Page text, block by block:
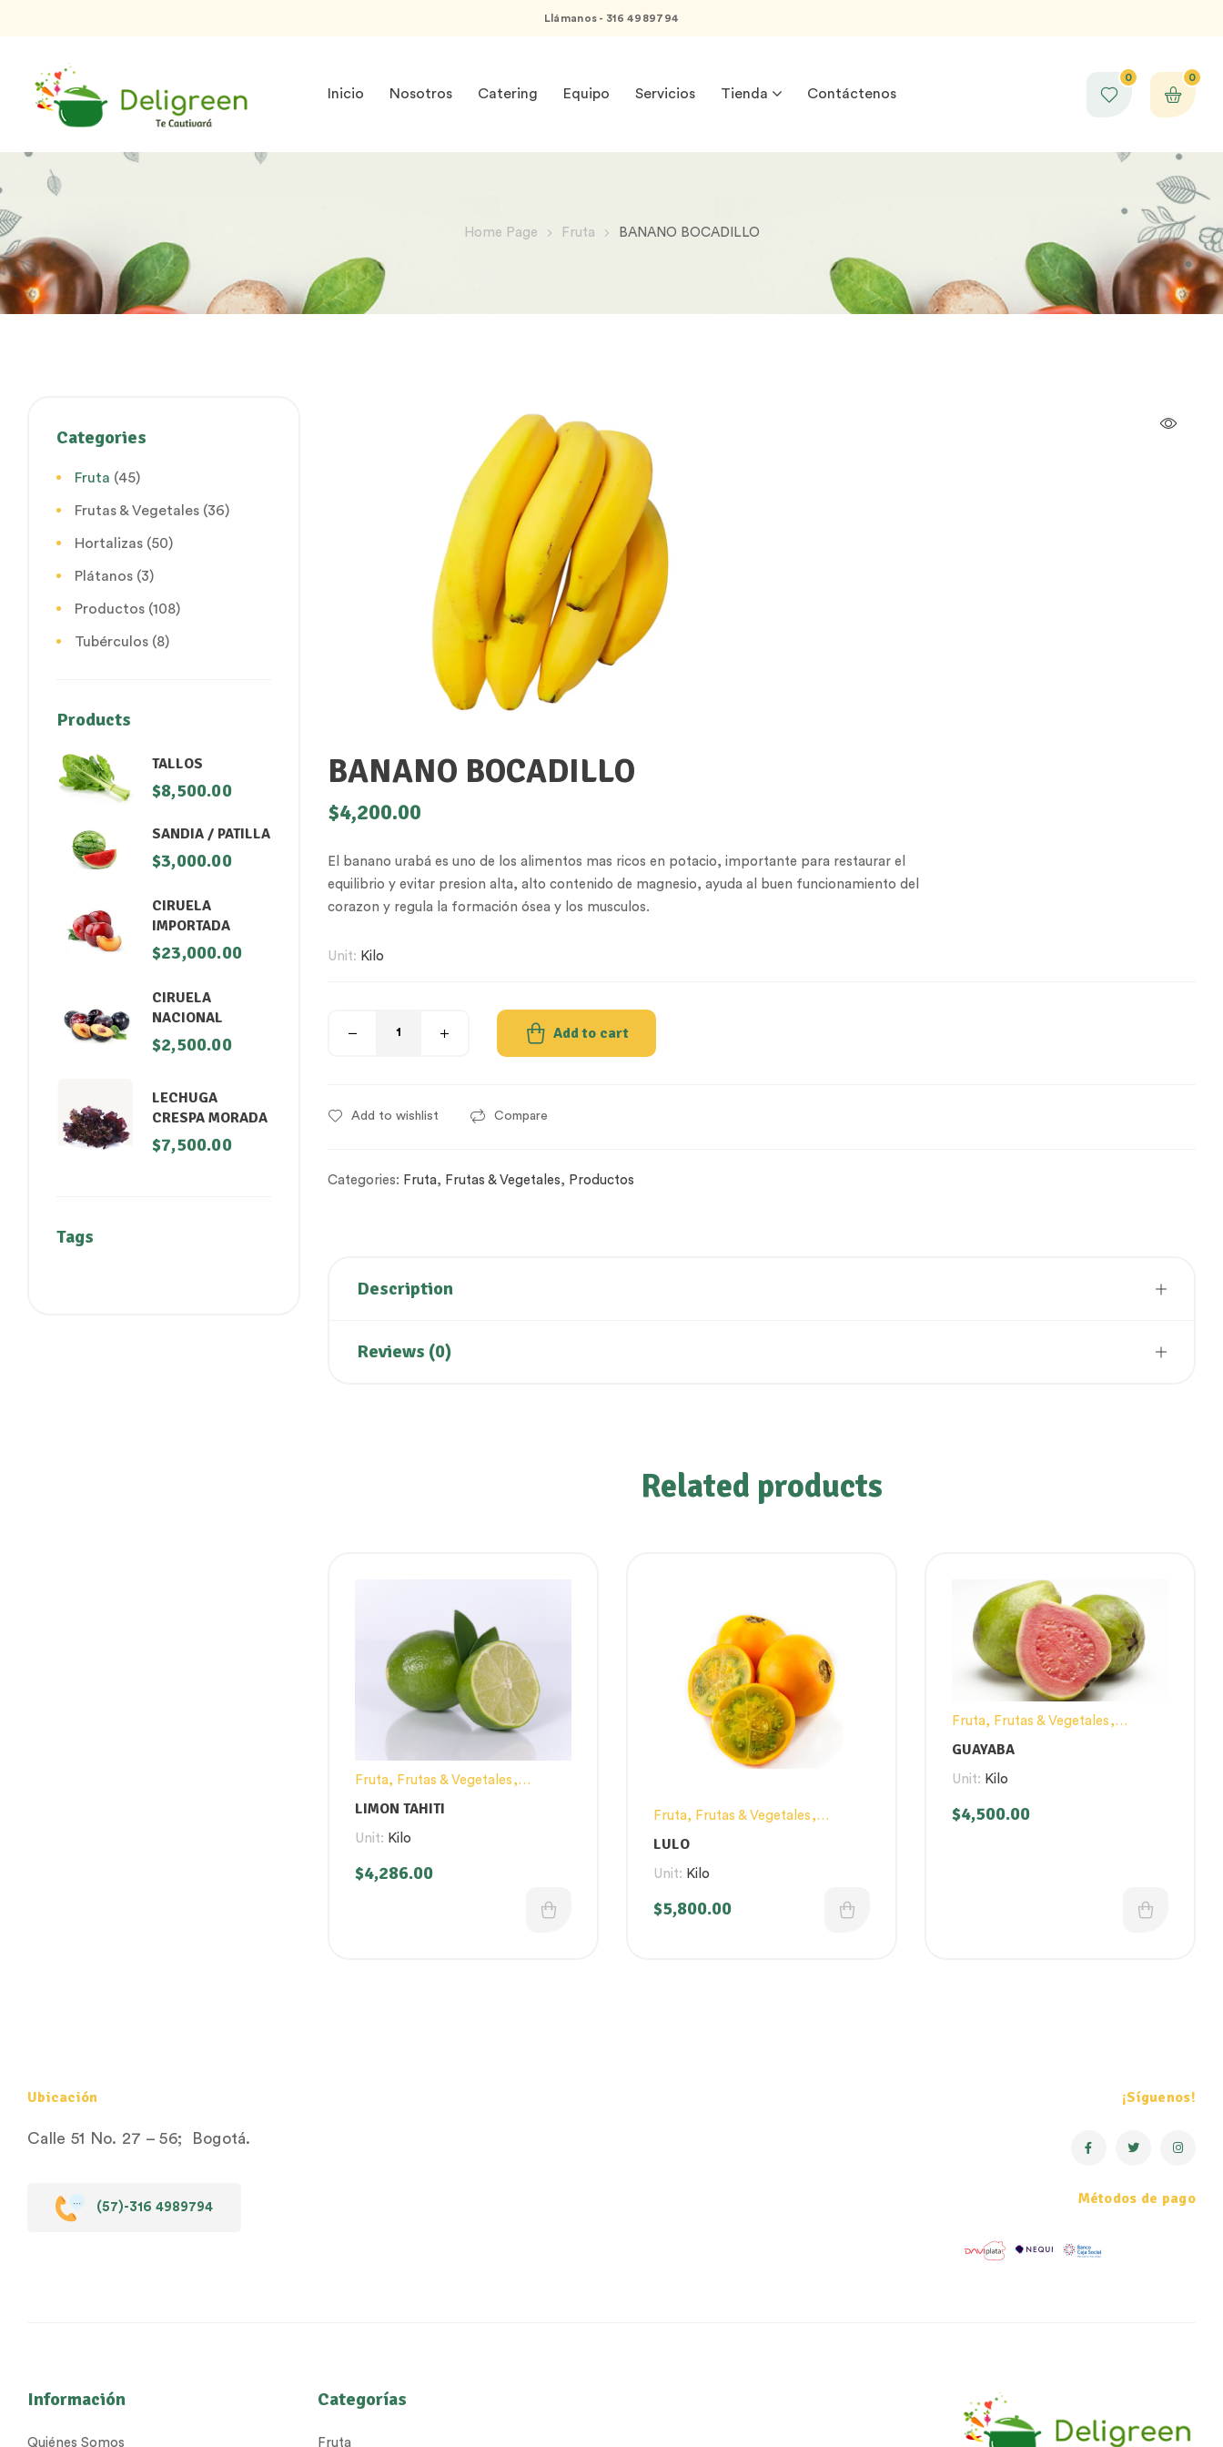
Llámanos - 316 4989794
Inicio Nosotros Catering Equipo Servicios Tienda Contáctenos
0 0
Home Page Fruta BANANO BOCADILLO
BANANO BOCADILLO
$4,200.00
El banano urabá es uno de los alimentos mas ricos en potacio, importante para restaurar el
equilibrio y evitar presion alta, alto contenido de magnesio, ayuda al buen funcionamiento del
corazon y regula la formación ósea y los musculos.
Unit: Kilo
Add to cart
Add to wishlist Compare
Categories: Fruta, Frutas & Vegetales, Productos
Description
Reviews (0)
Related products
Fruta, Frutas & Vegetales ,
Productos
LIMON TAHITI
Unit: Kilo
$4,286.00
Fruta, Frutas & Vegetales ,
Productos
LULO
Unit: Kilo
$5,800.00
Fruta, Frutas & Vegetales ,
Productos
GUAYABA
Unit: Kilo
$4,500.00
Categories
Fruta (45)
Frutas & Vegetales (36)
Hortalizas (50)
Plátanos (3)
Productos (108)
Tubérculos (8)
Products
TALLOS
$8,500.00
SANDIA / PATILLA
$3,000.00
CIRUELA
IMPORTADA
$23,000.00
CIRUELA
NACIONAL
$2,500.00
LECHUGA
CRESPA MORADA
$7,500.00
Tags
Ubicación
Calle 51 No. 27 – 56; Bogotá.
(57)-316 4989794
¡Síguenos!
Métodos de pago
Información
Quiénes Somos
Categorías
Fruta